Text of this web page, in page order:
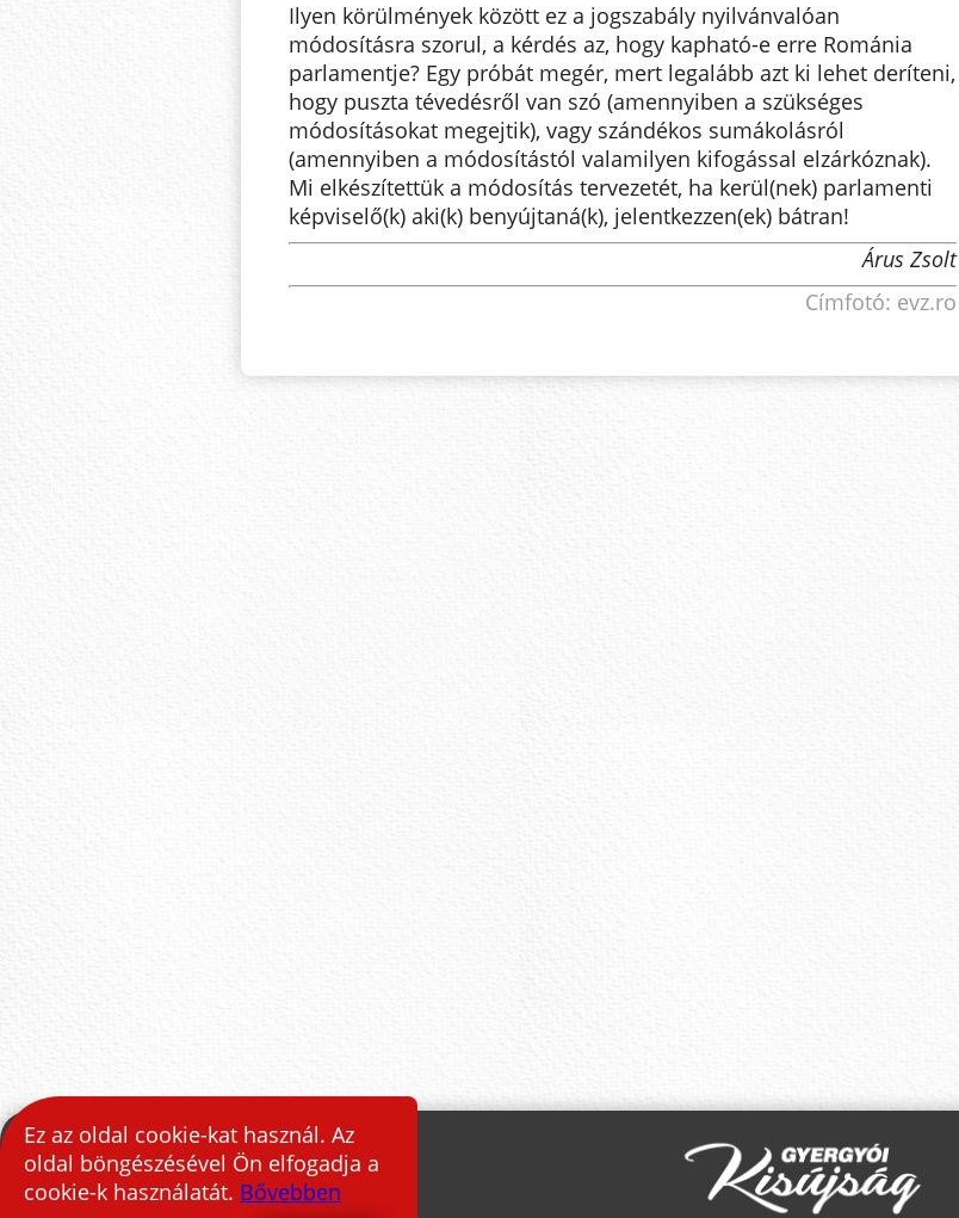
Ilyen körülmények között ez a jogszabály nyilvánvalóan
módosításra szorul, a kérdés az, hogy kapható-e erre Románia
parlamentje? Egy próbát megér, mert legalább azt ki lehet deríteni,
hogy puszta tévedésről van szó (amennyiben a szükséges
módosításokat megejtik), vagy szándékos sumákolásról
(amennyiben a módosítástól valamilyen kifogással elzárkóznak).
Mi elkészítettük a módosítás tervezetét, ha kerül(nek) parlamenti
képviselő(k) aki(k) benyújtaná(k), jelentkezzen(ek) bátran!
Árus Zsolt
Címfotó: evz.ro
Ez az oldal cookie-kat használ. Az
oldal böngészésével Ön elfogadja a
cookie-k használatát. Bővebben